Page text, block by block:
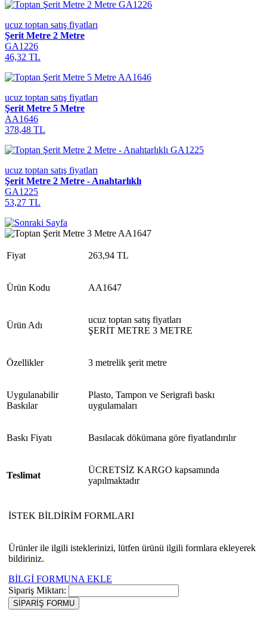
ucuz toptan satış fiyatları
Şerit Metre 2 Metre
GA1226
46,32 TL
ucuz toptan satış fiyatları
Şerit Metre 5 Metre
AA1646
378,48 TL
ucuz toptan satış fiyatları
Şerit Metre 2 Metre - Anahtarlıklı
GA1225
53,27 TL
Fiyat 263,94 TL
Ürün Kodu AA1647
Ürün Adı
ucuz toptan satış fiyatları
ŞERİT METRE 3 METRE
Özellikler 3 metrelik şerit metre
Uygulanabilir
Baskılar
Plasto, Tampon ve Serigrafi baskı
uygulamaları
Baskı Fiyatı Basılacak dökümana göre fiyatlandırılır
Teslimat
ÜCRETSİZ KARGO kapsamında
yapılmaktadır
İSTEK BİLDİRİM FORMLARI
Ürünler ile ilgili isteklerinizi, lütfen ürünü ilgili formlara ekleyerek
bildiriniz.
BİLGİ FORMUNA EKLE
Sipariş Miktarı: